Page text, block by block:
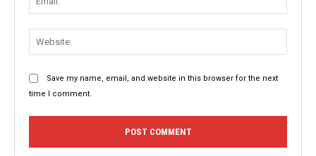
Save my name, email, and website in this browser for the next
time I comment.